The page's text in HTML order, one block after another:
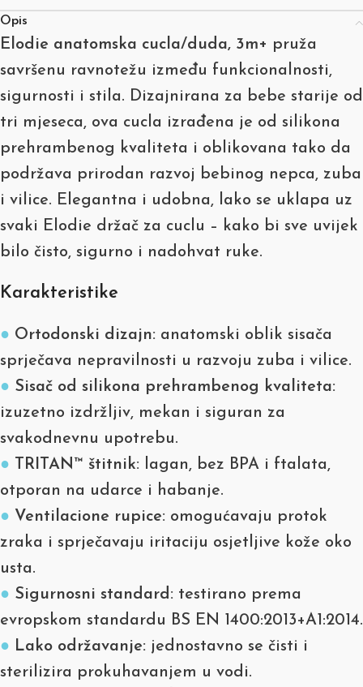
Opis
Elodie anatomska cucla/duda, 3m+ pruža
savršenu ravnotežu između funkcionalnosti,
sigurnosti i stila. Dizajnirana za bebe starije od
tri mjeseca, ova cucla izrađena je od silikona
prehrambenog kvaliteta i oblikovana tako da
podržava prirodan razvoj bebinog nepca, zuba
i vilice. Elegantna i udobna, lako se uklapa uz
svaki Elodie držač za cuclu – kako bi sve uvijek
bilo čisto, sigurno i nadohvat ruke.
Karakteristike
● Ortodonski dizajn: anatomski oblik sisača
sprječava nepravilnosti u razvoju zuba i vilice.
● Sisač od silikona prehrambenog kvaliteta:
izuzetno izdržljiv, mekan i siguran za
svakodnevnu upotrebu.
● TRITAN™ štitnik: lagan, bez BPA i ftalata,
otporan na udarce i habanje.
● Ventilacione rupice: omogućavaju protok
zraka i sprječavaju iritaciju osjetljive kože oko
usta.
● Sigurnosni standard: testirano prema
evropskom standardu BS EN 1400:2013+A1:2014.
● Lako održavanje: jednostavno se čisti i
sterilizira prokuhavanjem u vodi.